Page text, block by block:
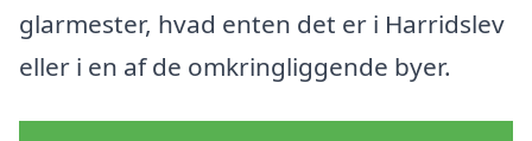
glarmester, hvad enten det er i Harridslev
eller i en af de omkringliggende byer.